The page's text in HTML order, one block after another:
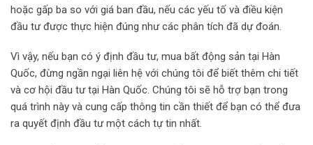
hoặc gấp ba so với giá ban đầu, nếu các yếu tố và điều kiện
đầu tư được thực hiện đúng như các phân tích đã dự đoán.
Vì vậy, nếu bạn có ý định đầu tư, mua bất động sản tại Hàn
Quốc, đừng ngần ngại liên hệ với chúng tôi để biết thêm chi tiết
và cơ hội đầu tư tại Hàn Quốc. Chúng tôi sẽ hỗ trợ bạn trong
quá trình này và cung cấp thông tin cần thiết để bạn có thể đưa
ra quyết định đầu tư một cách tự tin nhất.